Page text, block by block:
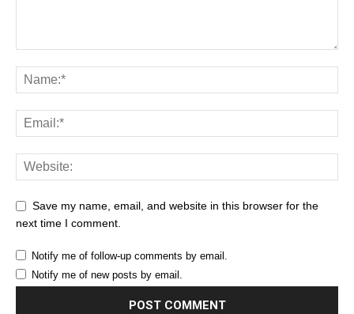
Save my name, email, and website in this browser for the
next time I comment.
Notify me of follow-up comments by email.
Notify me of new posts by email.